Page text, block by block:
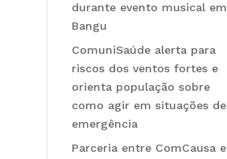
durante evento musical em
Bangu
ComuniSaúde alerta para
riscos dos ventos fortes e
orienta população sobre
como agir em situações de
emergência
Parceria entre ComCausa e